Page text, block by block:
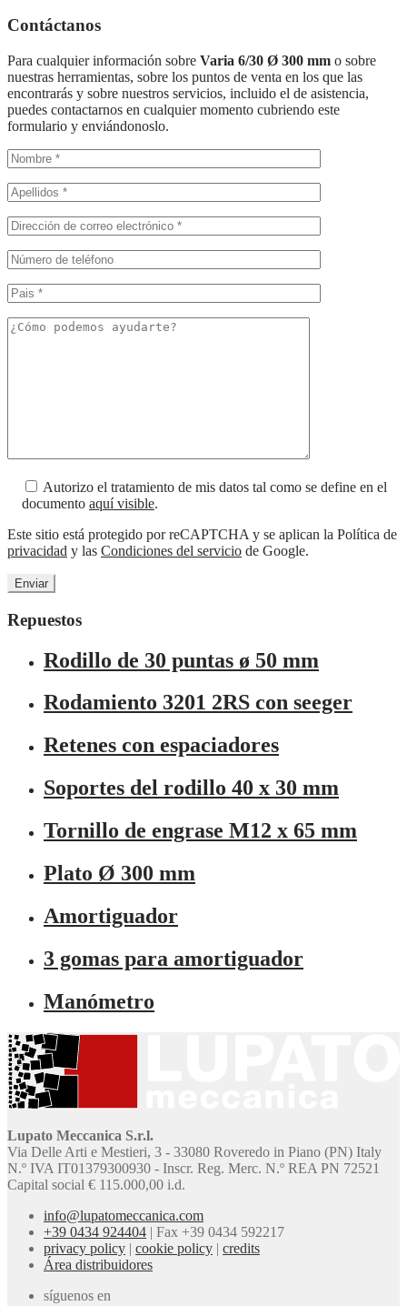
Contáctanos
Para cualquier información sobre Varia 6/30 Ø 300 mm o sobre
nuestras herramientas, sobre los puntos de venta en los que las
encontrarás y sobre nuestros servicios, incluido el de asistencia,
puedes contactarnos en cualquier momento cubriendo este
formulario y enviándonoslo.
Autorizo el tratamiento de mis datos tal como se define en el
documento aquí visible.
Este sitio está protegido por reCAPTCHA y se aplican la Política de
privacidad y las Condiciones del servicio de Google.
Repuestos
Rodillo de 30 puntas ø 50 mm
Rodamiento 3201 2RS con seeger
Retenes con espaciadores
Soportes del rodillo 40 x 30 mm
Tornillo de engrase M12 x 65 mm
Plato Ø 300 mm
Amortiguador
3 gomas para amortiguador
Manómetro
Lupato Meccanica S.r.l.
Via Delle Arti e Mestieri, 3 - 33080 Roveredo in Piano (PN) Italy
N.º IVA IT01379300930 - Inscr. Reg. Merc. N.º REA PN 72521
Capital social € 115.000,00 i.d.
info@lupatomeccanica.com
+39 0434 924404 | Fax +39 0434 592217
privacy policy | cookie policy | credits
Área distribuidores
síguenos en